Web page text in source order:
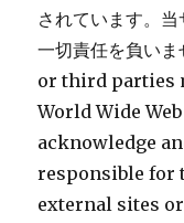
されています。
一切責任を負い
or third parties
World Wide
acknowledge
responsible for
external sites